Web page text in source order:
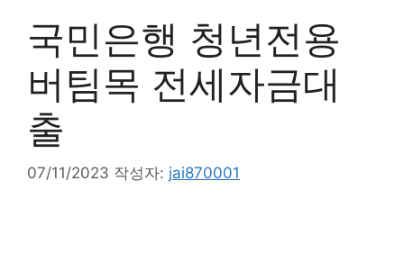
국민은행 청년전용
버팀목 전세자금대
출
07/11/2023 작성자: jai870001